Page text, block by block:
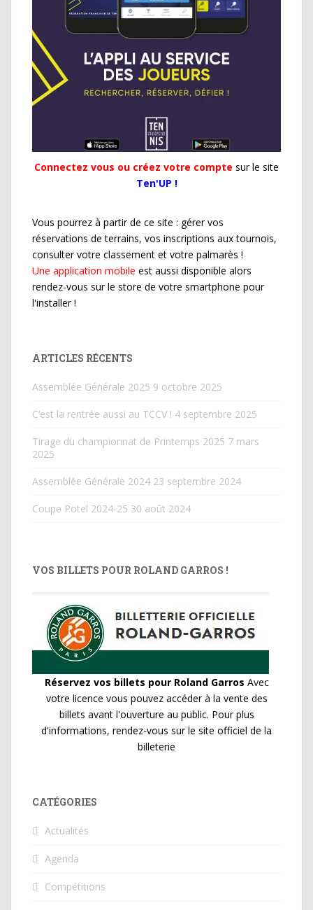
Connectez vous ou créez votre compte sur le site
Ten'UP !
Vous pourrez à partir de ce site : gérer vos
réservations de terrains, vos inscriptions aux tournois,
consulter votre classement et votre palmarès !
Une application mobile est aussi disponible alors
rendez-vous sur le store de votre smartphone pour
l'installer !
ARTICLES RÉCENTS
Assemblée Générale 2025 9 octobre 2025
C’est la rentrée aussi au TCCV ! 4 septembre 2025
Tirage du championnat de Printemps 2025 7 mars
2025
Assemblée Générale 2024 23 septembre 2024
Coupe Potel 2024-25 30 août 2024
VOS BILLETS POUR ROLAND GARROS !
Réservez vos billets pour Roland Garros Avec
votre licence vous pouvez accéder à la vente des
billets avant l'ouverture au public. Pour plus
d'informations, rendez-vous sur le site officiel de la
billeterie
CATÉGORIES
Actualités
Agenda
Compétitions